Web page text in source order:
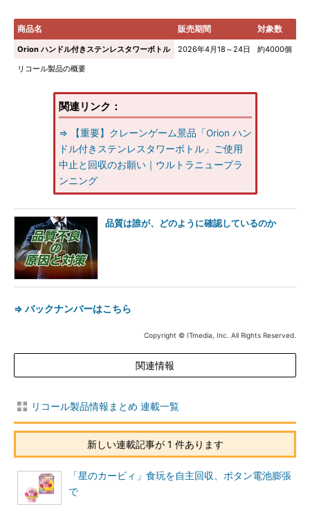
商品名 販売期間 対象数
Orion ハンドル付きステンレスタワーボトル 2026年4月18～24日
約4000個
リコール製品の概要
関連リンク：
⇒ 【重要】クレーンゲーム景品「Orion ハン
ドル付きステンレスタワーボトル」ご使用
中止と回収のお願い｜ウルトラニュープラ
ンニング
品質は誰が、どのように確認しているのか
⇒ バックナンバーはこちら
Copyright © ITmedia, Inc. All Rights Reserved.
関連情報
リコール製品情報まとめ 連載一覧
新しい連載記事が 1 件あります
「星のカービィ」食玩を自主回収、ボタン電池膨張
で